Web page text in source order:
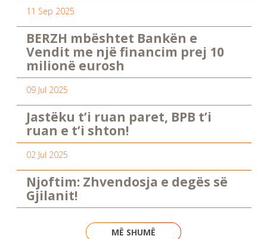
11 Sep 2025
BERZH mbështet Bankën e
Vendit me një financim prej 10
milionë eurosh
09 Jul 2025
Jastëku t’i ruan paret, BPB t’i
ruan e t’i shton!
02 Jul 2025
Njoftim: Zhvendosja e degës së
Gjilanit!
MË SHUMË